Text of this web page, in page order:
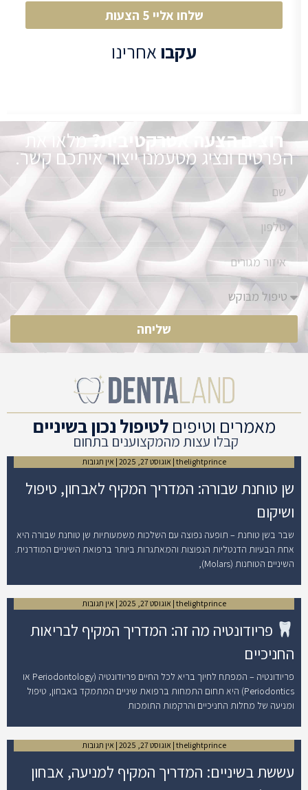
שלחו אליי 5 הצעות
עקבואחרינו
רוצים הצעה אטרקטיבית?מלאו את
הפרטים ונציג מטעמנו ייצור איתכם קשר.
שליחה
מאמרים וטיפים לטיפול נכון בשיניים
קבלו עצות מהמקצוענים בתחום
שן טוחנת שבורה: המדריך המקיף לאבחון, טיפול
ושיקום
thelightprince אוגוסט 27, 2025 אין תגובות
שבר בשן טוחנת – תופעה נפוצה עם השלכות משמעותיות שן טוחנת שבורה היא
אחת הבעיות הדנטליות הנפוצות והמאתגרות ביותר ברפואת השיניים המודרנית.
השיניים הטוחנות (Molars),
פריודונטיה מה זה: המדריך המקיף לבריאות
החניכיים
thelightprince אוגוסט 27, 2025 אין תגובות
פריודונטיה – המפתח לחיוך בריא לכל החיים פריודונטיה (Periodontology או
Periodontics) היא תחום התמחות ברפואת שיניים המתמקד באבחון, טיפול
ומניעה של מחלות החניכיים והרקמות התומכות
עששת בשיניים: המדריך המקיף למניעה, אבחון
thelightprince אוגוסט 27, 2025 אין תגובות